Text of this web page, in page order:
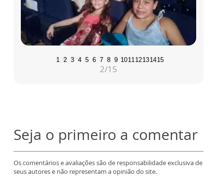
1 2 3 4 5 6 7 8 9 1011 12131415
2/15
Seja o primeiro a comentar
Os comentários e avaliações são de responsabilidade exclusiva de
seus autores e não representam a opinião do site.